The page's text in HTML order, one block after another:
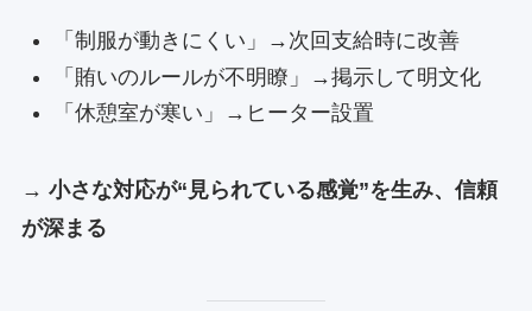
「制服が動きにくい」→次回支給時に改善
「賄いのルールが不明瞭」→掲示して明文化
「休憩室が寒い」→ヒーター設置
→ 小さな対応が“見られている感覚”を生み、信頼
が深まる